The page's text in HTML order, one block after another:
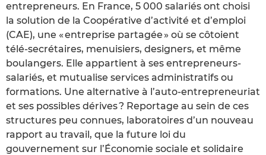
entrepreneurs. En France, 5 000 salariés ont choisi
la solution de la Coopérative d’activité et d’emploi
(CAE), une « entreprise partagée » où se côtoient
télé-secrétaires, menuisiers, designers, et même
boulangers. Elle appartient à ses entrepreneurs-
salariés, et mutualise services administratifs ou
formations. Une alternative à l’auto-entrepreneuriat
et ses possibles dérives ? Reportage au sein de ces
structures peu connues, laboratoires d’un nouveau
rapport au travail, que la future loi du
gouvernement sur l’Économie sociale et solidaire